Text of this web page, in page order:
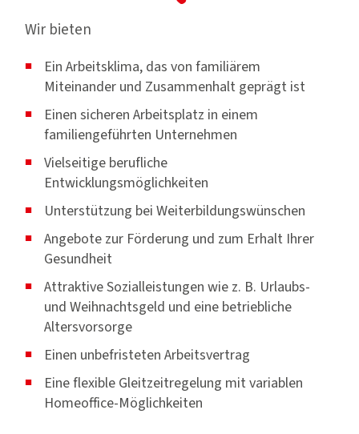
Wir bieten
Ein Arbeitsklima, das von familiärem
Miteinander und Zusammenhalt geprägt ist
Einen sicheren Arbeitsplatz in einem
familiengeführten Unternehmen
Vielseitige berufliche
Entwicklungsmöglichkeiten
Unterstützung bei Weiterbildungswünschen
Angebote zur Förderung und zum Erhalt Ihrer
Gesundheit
Attraktive Sozialleistungen wie z. B. Urlaubs-
und Weihnachtsgeld und eine betriebliche
Altersvorsorge
Einen unbefristeten Arbeitsvertrag
Eine flexible Gleitzeitregelung mit variablen
Homeoffice-Möglichkeiten